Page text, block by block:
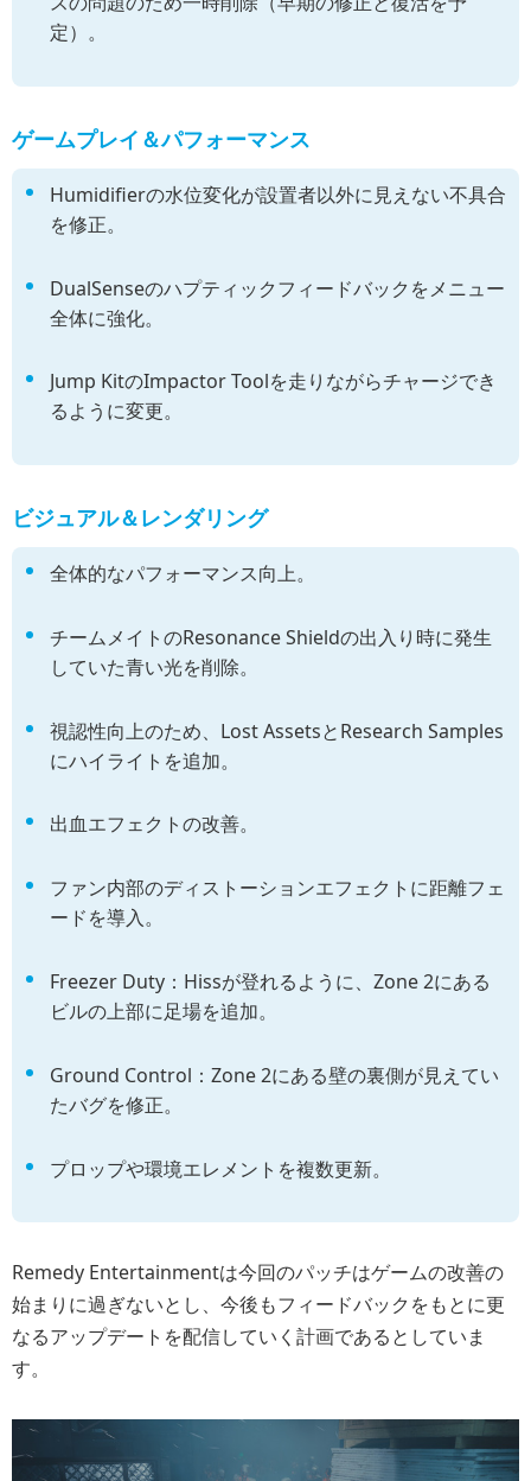
定）。
ゲームプレイ＆パフォーマンス
Humidifierの水位変化が設置者以外に見えない不具合
を修正。
DualSenseのハプティックフィードバックをメニュー
全体に強化。
Jump KitのImpactor Toolを走りながらチャージでき
るように変更。
ビジュアル＆レンダリング
全体的なパフォーマンス向上。
チームメイトのResonance Shieldの出入り時に発生
していた青い光を削除。
視認性向上のため、Lost AssetsとResearch Samples
にハイライトを追加。
出血エフェクトの改善。
ファン内部のディストーションエフェクトに距離フェ
ードを導入。
Freezer Duty：Hissが登れるように、Zone 2にある
ビルの上部に足場を追加。
Ground Control：Zone 2にある壁の裏側が見えてい
たバグを修正。
プロップや環境エレメントを複数更新。
Remedy Entertainmentは今回のパッチはゲームの改善の
始まりに過ぎないとし、今後もフィードバックをもとに更
なるアップデートを配信していく計画であるとしていま
す。